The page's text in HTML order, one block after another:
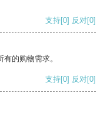
支持[0] 反对[0]
的购物需求。
支持[0] 反对[0]